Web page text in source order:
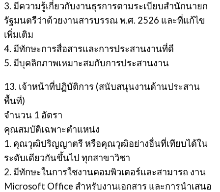
3. มีความรู้เกี่ยวกับงานธุรการตามระเบียบสํานักนายก
รัฐมนตรีว่าด้วยงานสารบรรณ พ.ศ. 2526 และที่แก้ไข
เพิ่มเติม
4. มีทักษะการสื่อสารและการประสานงานที่ดี
5. มีบุคลิกภาพเหมาะสมกับการประสานงาน
13. เจ้าหน้าที่ปฏิบัติการ (สนับสนุนงานด้านประสาน
พื้นที่)
จํานวน 1 อัตรา
คุณสมบัติเฉพาะตำแหน่ง
1. คุณวุฒิปริญญาตรี หรือคุณวุฒิอย่างอื่นที่เทียบได้ใน
ระดับเดียวกันขึ้นไป ทุกสาขาวิชา
2. มีทักษะในการใชงานคอมพิวเตอร์และสามารถ งาน
Microsoft Office สําหรับงานเอกสาร และการนําเสนอ